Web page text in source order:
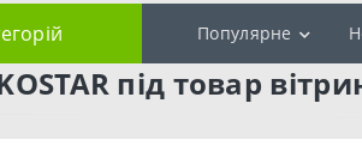
Популярне
під товар